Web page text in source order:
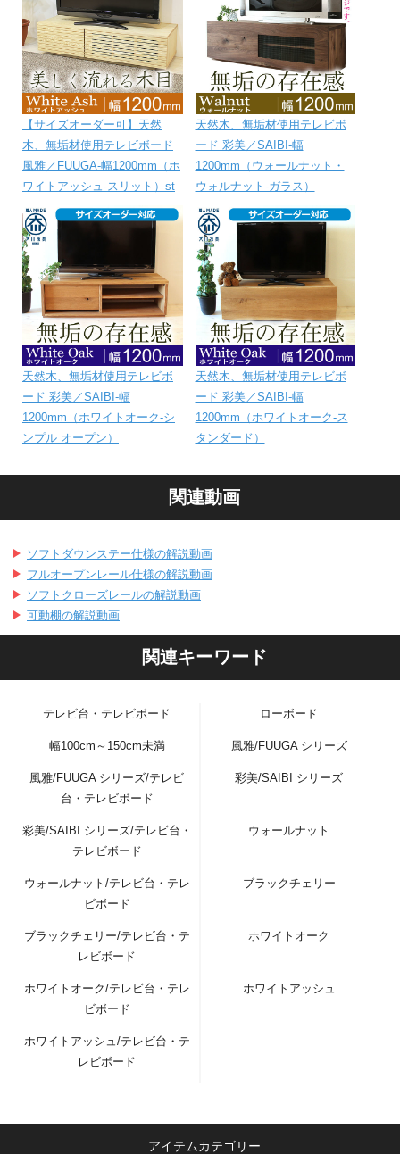
【サイズオーダー可】天然
木、無垢材使用テレビボード
風雅／FUUGA-幅1200mm（ホ
ワイトアッシュ‐スリット）st
天然木、無垢材使用テレビボ
ード 彩美／SAIBI-幅
1200mm（ウォールナット・
ウォルナット-ガラス）
天然木、無垢材使用テレビボ
ード 彩美／SAIBI-幅
1200mm（ホワイトオーク-シ
ンプル オープン）
天然木、無垢材使用テレビボ
ード 彩美／SAIBI-幅
1200mm（ホワイトオーク-ス
タンダード）
関連動画
ソフトダウンステー仕様の解説動画
フルオープンレール仕様の解説動画
ソフトクローズレールの解説動画
可動棚の解説動画
関連キーワード
テレビ台・テレビボード ローボード
幅100cm～150cm未満 風雅/FUUGA シリーズ
風雅/FUUGA シリーズ/テレビ
台・テレビボード
彩美/SAIBI シリーズ
彩美/SAIBI シリーズ/テレビ台・
テレビボード
ウォールナット
ウォールナット/テレビ台・テレ
ビボード
ブラックチェリー
ブラックチェリー/テレビ台・テ
レビボード
ホワイトオーク
ホワイトオーク/テレビ台・テレ
ビボード
ホワイトアッシュ
ホワイトアッシュ/テレビ台・テ
レビボード
アイテムカテゴリー